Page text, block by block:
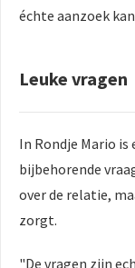
échte aanzoek
Leuke vragen
In Rondje Mario
bijbehorende
over de relatie,
zorgt.
"De vragen zijn